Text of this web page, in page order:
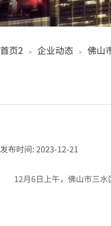
首页2 ＞ 企业动态 ＞ 佛山
发布时间:2023-12-21
12月6日上午，佛山市三水